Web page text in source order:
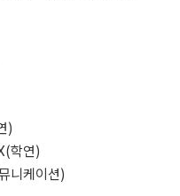
)
학연)
니케이션)